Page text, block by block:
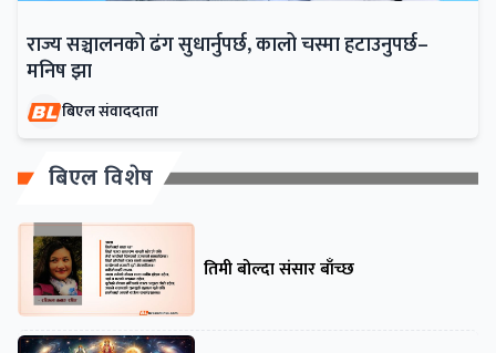
राज्य सञ्चालनको ढंग सुधार्नुपर्छ, कालो चस्मा हटाउनुपर्छ–
मनिष झा
बिएल संवाददाता
बिएल विशेष
तिमी बोल्दा संसार बाँच्छ